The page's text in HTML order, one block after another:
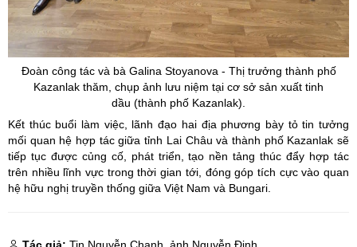
Đoàn công tác và bà Galina Stoyanova - Thị trưởng thành phố
Kazanlak thăm, chụp ảnh lưu niệm tại cơ sở sản xuất tinh
dầu (thành phố Kazanlak).
Kết thúc buổi làm việc, lãnh đạo hai địa phương bày tỏ tin tưởng
mối quan hệ hợp tác giữa tỉnh Lai Châu và thành phố Kazanlak sẽ
tiếp tục được củng cố, phát triển, tạo nền tảng thúc đẩy hợp tác
trên nhiều lĩnh vực trong thời gian tới, đóng góp tích cực vào quan
hệ hữu nghị truyền thống giữa Việt Nam và Bungari.